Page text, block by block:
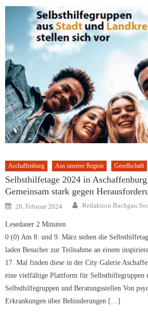
Aschaffenburg Aus unserer Region Gesellschaft
Selbsthilfetage 2024 in
Gemeinsam stark gegen
Posted
on
26. Februar 2024 Author
Redaktion
Lesedauer 2 Minuten
0 (0) Am 8. und 9. März stehen die
laden Besucher zur Teilnahme an einem
17. Mal finden diese in der City Galerie
eine vielfältige Plattform für Selbsthilfegruppen
Selbsthilfegruppen und Beratungsstellen Von
Erkrankungen über Behinderungen […]